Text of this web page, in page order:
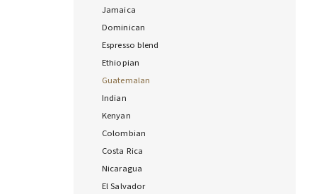
Jamaica
Dominican
Espresso blend
Ethiopian
Guatemalan
Indian
Kenyan
Colombian
Costa Rica
Nicaragua
El Salvador